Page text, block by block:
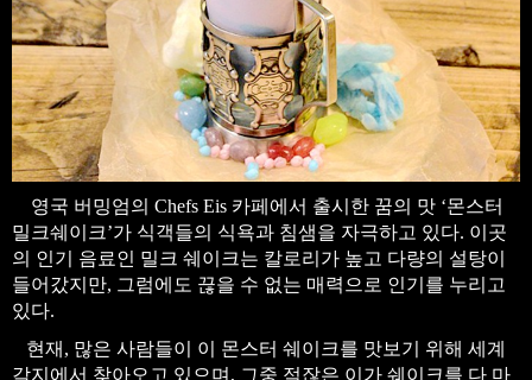
영국 버밍엄의 Chefs Eis 카페에서 출시한 꿈의 맛 ‘몬스터
밀크쉐이크’가 식객들의 식욕과 침샘을 자극하고 있다. 이곳
의 인기 음료인 밀크 쉐이크는 칼로리가 높고 다량의 설탕이
들어갔지만, 그럼에도 끊을 수 없는 매력으로 인기를 누리고
있다.
현재, 많은 사람들이 이 몬스터 쉐이크를 맛보기 위해 세계
각지에서 찾아오고 있으며, 그중 적잖은 이가 쉐이크를 다 마